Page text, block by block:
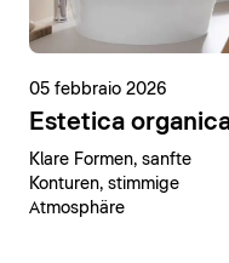
05 febbraio 2026
Estetica
Klare Formen, sanfte
Konturen, stimmige
Atmosphäre